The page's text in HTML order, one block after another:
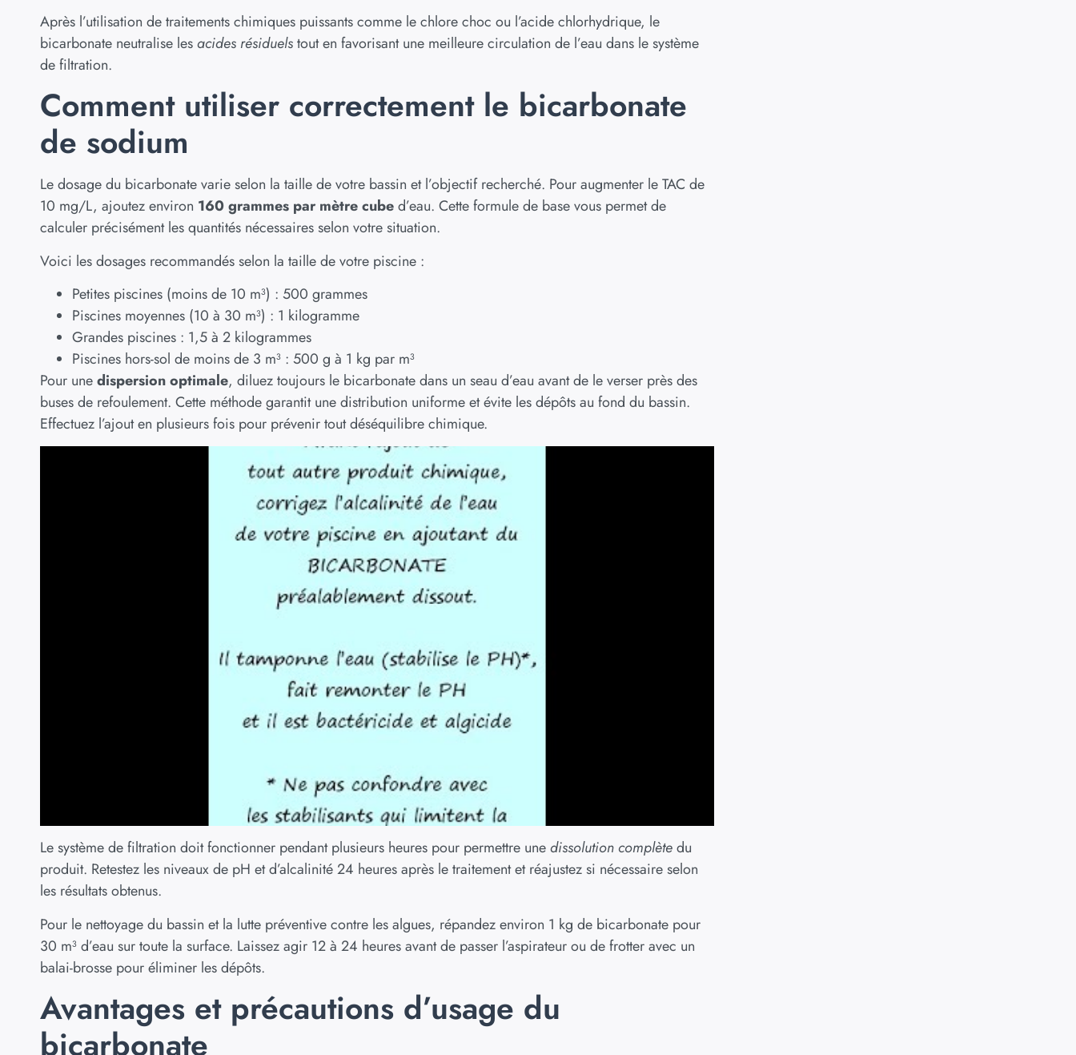
Après l’utilisation de traitements chimiques puissants comme le chlore choc ou l’acide chlorhydrique, le
bicarbonate neutralise lesacides résiduelstout en favorisant une meilleure circulation de l’eau dans le système
de filtration.
Comment utiliser correctement le bicarbonate
de sodium
Le dosage du bicarbonate varie selon la taille de votre bassin et l’objectif recherché. Pour augmenter le TAC de
10 mg/L, ajoutez environ 160 grammes par mètre cubed’eau. Cette formule de base vous permet de
calculer précisément les quantités nécessaires selon votre situation.
Voici les dosages recommandés selon la taille de votre piscine :
Petites piscines (moins de 10 m³) : 500 grammes
Piscines moyennes (10 à 30 m³) : 1 kilogramme
Grandes piscines : 1,5 à 2 kilogrammes
Piscines hors-sol de moins de 3 m³ : 500 g à 1 kg par m³
Pour unedispersion optimale, diluez toujours le bicarbonate dans un seau d’eau avant de le verser près des
buses de refoulement. Cette méthode garantit une distribution uniforme et évite les dépôts au fond du bassin.
Effectuez l’ajout en plusieurs fois pour prévenir tout déséquilibre chimique.
Le système de filtration doit fonctionner pendant plusieurs heures pour permettre unedissolution complètedu
produit. Retestez les niveaux de pH et d’alcalinité 24 heures après le traitement et réajustez si nécessaire selon
les résultats obtenus.
Pour le nettoyage du bassin et la lutte préventive contre les algues, répandez environ 1 kg de bicarbonate pour
30 m³ d’eau sur toute la surface. Laissez agir 12 à 24 heures avant de passer l’aspirateur ou de frotter avec un
balai-brosse pour éliminer les dépôts.
Avantages et précautions d’usage du
bicarbonate